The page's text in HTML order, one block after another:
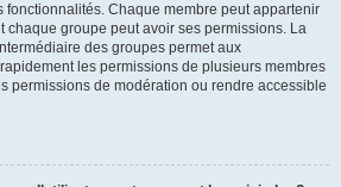
fonctionnalités. Chaque membre peut appartenir
chaque groupe peut avoir ses permissions. La
des groupes permet aux
les permissions de plusieurs membres
permissions de modération ou rendre accessible